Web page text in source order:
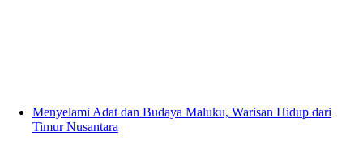
Menyelami Adat dan Budaya Maluku, Warisan Hidup dari
Timur Nusantara